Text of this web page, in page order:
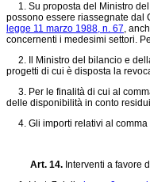
1. Su proposta del Ministro del
possono essere riassegnate dal
legge 11 marzo 1988, n. 67,
concernenti i medesimi settori.
2. Il Ministro del bilancio e
progetti di cui è disposta la
3. Per le finalità di cui al
delle disponibilità in conto
4. Gli importi relativi al comma
Art. 14. Interventi a favore